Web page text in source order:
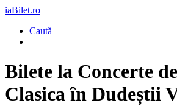
iaBilet.ro
Caută
Bilete la Concerte
Clasica în Dudeștii